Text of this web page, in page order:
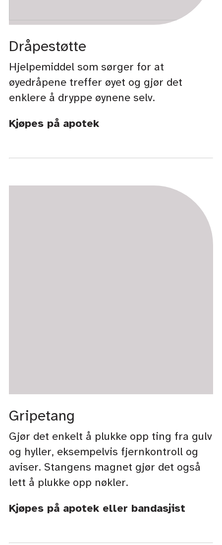
Dråpestøtte
Hjelpemiddel som sørger for at
øyedråpene treffer øyet og gjør det
enklere å dryppe øynene selv.
Kjøpes på apotek
Gripetang
Gjør det enkelt å plukke opp ting fra gulv
og hyller, eksempelvis fjernkontroll og
aviser. Stangens magnet gjør det også
lett å plukke opp nøkler.
Kjøpes på apotek eller bandasjist